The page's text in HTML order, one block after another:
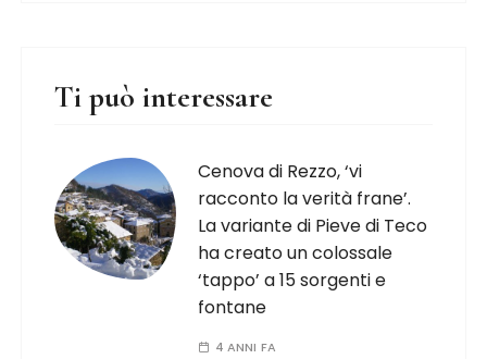
Ti può interessare
Cenova di Rezzo, ‘vi
racconto la verità frane’.
La variante di Pieve di Teco
ha creato un colossale
‘tappo’ a 15 sorgenti e
fontane
4 ANNI FA